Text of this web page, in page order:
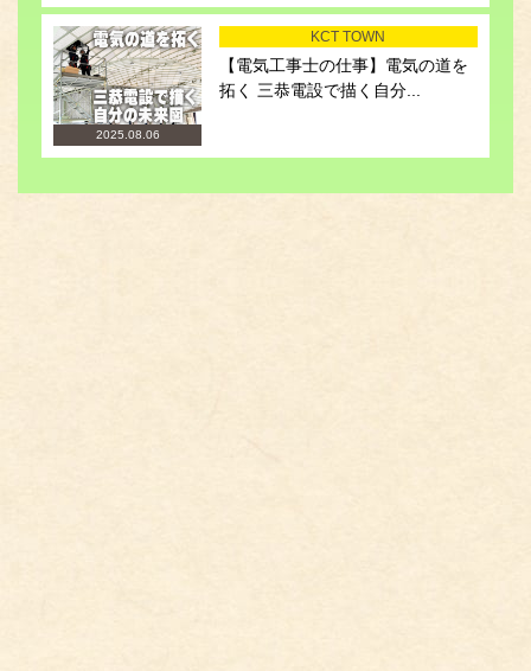
2025.08.06
KCT TOWN
【電気工事士の仕事】電気の道を
拓く 三恭電設で描く自分...